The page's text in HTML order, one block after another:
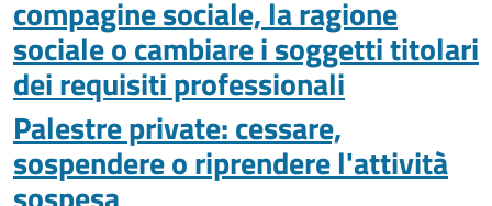
compagine sociale, la ragione
sociale o cambiare i soggetti titolari
dei requisiti professionali
Palestre private: cessare,
sospendere o riprendere l'attività